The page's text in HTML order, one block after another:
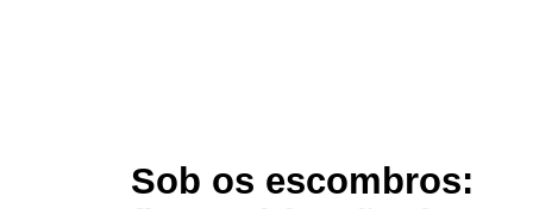
Sob os escombros: